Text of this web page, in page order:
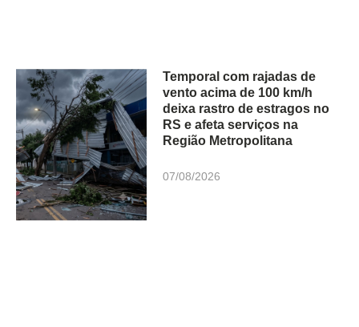
Temporal com rajadas de
vento acima de 100 km/h
deixa rastro de estragos no
RS e afeta serviços na
Região Metropolitana
07/08/2026